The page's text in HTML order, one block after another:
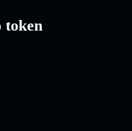
token